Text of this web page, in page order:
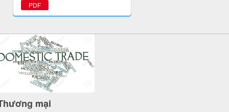
PDF
mại